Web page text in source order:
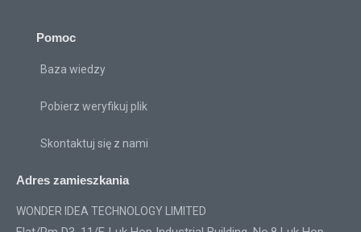
Pomoc
Baza wiedzy
Pobierz weryfikuj plik
Skontaktuj się z nami
Adres zamieszkania
WONDER IDEA TECHNOLOGY LIMITED